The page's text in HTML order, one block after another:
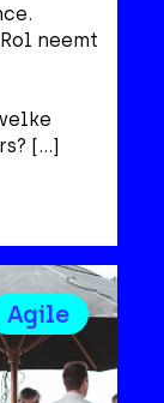
neemt
[…]
Agile